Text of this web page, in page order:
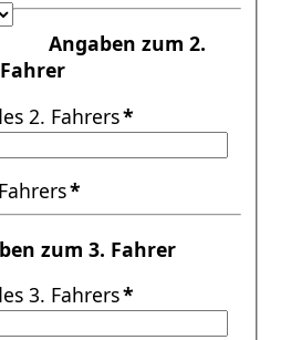
Angaben zum 2.
Fahrer
2. Fahrers*
*
zum 3. Fahrer
3. Fahrers*